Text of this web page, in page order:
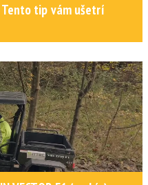
tip vám ušetrí